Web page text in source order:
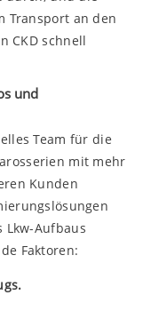
Transport an den
CKD schnell
und
Team für die
mit mehr
Kunden
Aufbaus
Faktoren: